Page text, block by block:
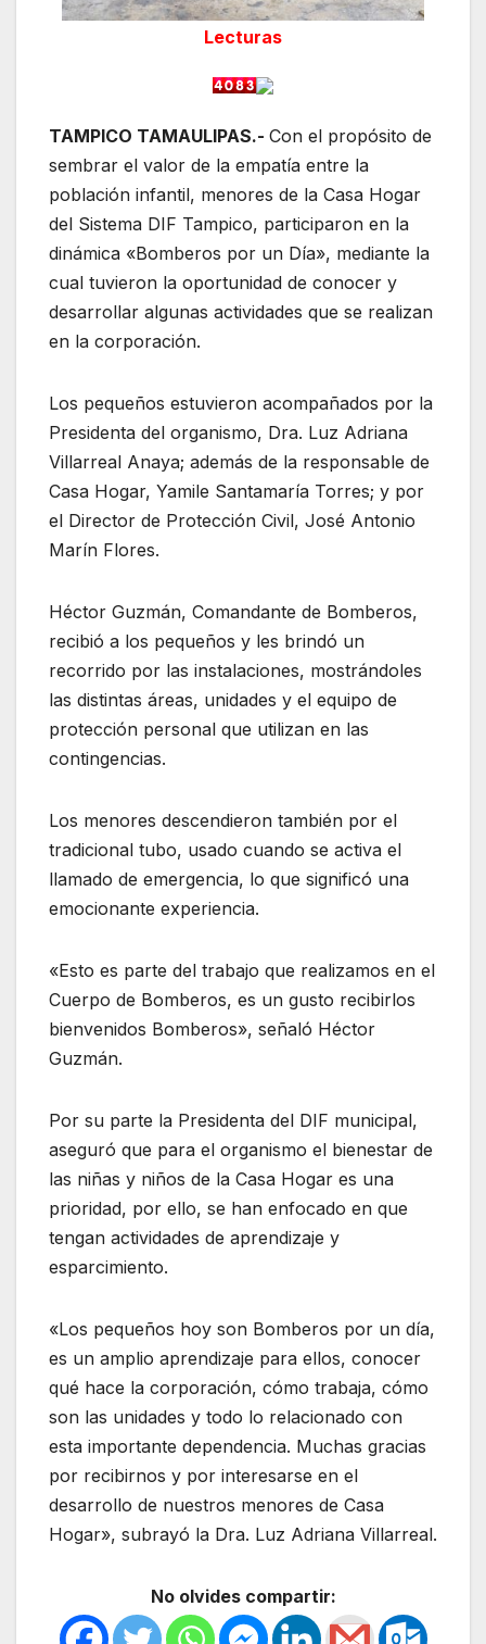
Lecturas
TAMPICO TAMAULIPAS.- Con el propósito de
sembrar el valor de la empatía entre la
población infantil, menores de la Casa Hogar
del Sistema DIF Tampico, participaron en la
dinámica «Bomberos por un Día», mediante la
cual tuvieron la oportunidad de conocer y
desarrollar algunas actividades que se realizan
en la corporación.
Los pequeños estuvieron acompañados por la
Presidenta del organismo, Dra. Luz Adriana
Villarreal Anaya; además de la responsable de
Casa Hogar, Yamile Santamaría Torres; y por
el Director de Protección Civil, José Antonio
Marín Flores.
Héctor Guzmán, Comandante de Bomberos,
recibió a los pequeños y les brindó un
recorrido por las instalaciones, mostrándoles
las distintas áreas, unidades y el equipo de
protección personal que utilizan en las
contingencias.
Los menores descendieron también por el
tradicional tubo, usado cuando se activa el
llamado de emergencia, lo que significó una
emocionante experiencia.
«Esto es parte del trabajo que realizamos en el
Cuerpo de Bomberos, es un gusto recibirlos
bienvenidos Bomberos», señaló Héctor
Guzmán.
Por su parte la Presidenta del DIF municipal,
aseguró que para el organismo el bienestar de
las niñas y niños de la Casa Hogar es una
prioridad, por ello, se han enfocado en que
tengan actividades de aprendizaje y
esparcimiento.
«Los pequeños hoy son Bomberos por un día,
es un amplio aprendizaje para ellos, conocer
qué hace la corporación, cómo trabaja, cómo
son las unidades y todo lo relacionado con
esta importante dependencia. Muchas gracias
por recibirnos y por interesarse en el
desarrollo de nuestros menores de Casa
Hogar», subrayó la Dra. Luz Adriana Villarreal.
No olvides compartir: